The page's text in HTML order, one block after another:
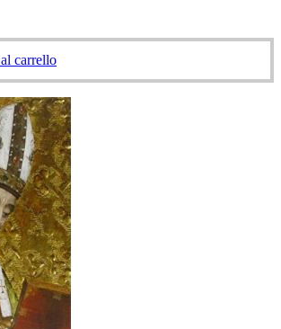
carrello